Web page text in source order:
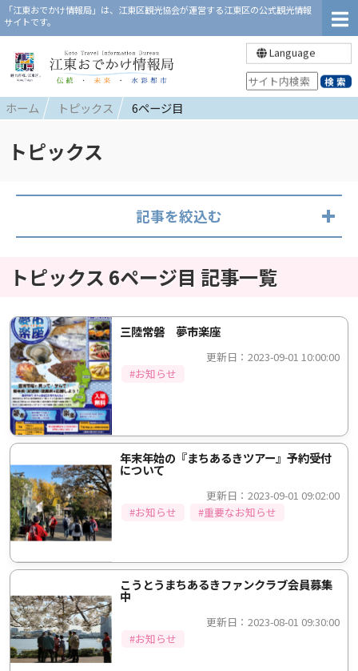
「江東おでかけ情報局」は、江東区観光協会が運営する江東区の公式観光情報
サイトです。
Language
ホーム トピックス 6ページ目
トピックス
記事を絞込む
トピックス 6ページ目 記事一覧
三陸常磐 夢市楽座
更新日：2023-09-01 10:00:00
#お知らせ
年末年始の『まちあるきツアー』予約受付
について
更新日：2023-09-01 09:02:00
#お知らせ
#重要なお知らせ
こうとうまちあるきファンクラブ会員募集
中
更新日：2023-08-01 09:30:00
#お知らせ